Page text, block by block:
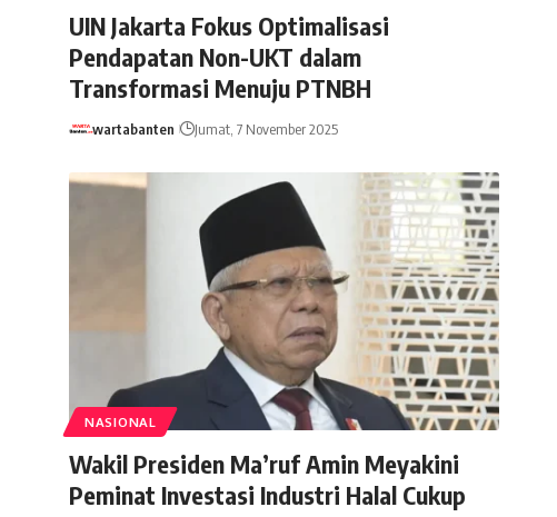
UIN Jakarta Fokus Optimalisasi
Pendapatan Non-UKT dalam
Transformasi Menuju PTNBH
wartabanten Jumat, 7 November 2025
NASIONAL
Wakil Presiden Ma’ruf Amin Meyakini
Peminat Investasi Industri Halal Cukup